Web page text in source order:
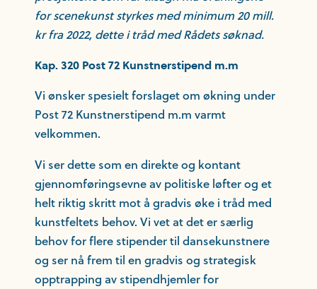
for scenekunst styrkes med minimum 20 mill.
kr fra 2022, dette i tråd med Rådets søknad.
Kap. 320 Post 72 Kunstnerstipend m.m
Vi ønsker spesielt forslaget om økning under
Post 72 Kunstnerstipend m.m varmt
velkommen.
Vi ser dette som en direkte og kontant
gjennomføringsevne av politiske løfter og et
helt riktig skritt mot å gradvis øke i tråd med
kunstfeltets behov. Vi vet at det er særlig
behov for flere stipender til dansekunstnere
og ser nå frem til en gradvis og strategisk
opptrapping av stipendhjemler for